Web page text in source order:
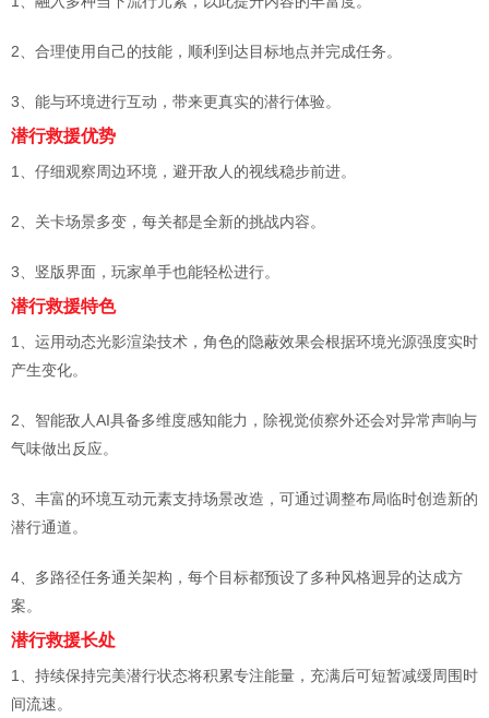
2、合理使用自己的技能，顺利到达目标地点并完成任务。
3、能与环境进行互动，带来更真实的潜行体验。
潜行救援优势
1、仔细观察周边环境，避开敌人的视线稳步前进。
2、关卡场景多变，每关都是全新的挑战内容。
3、竖版界面，玩家单手也能轻松进行。
潜行救援特色
1、运用动态光影渲染技术，角色的隐蔽效果会根据环境光源强度实时
产生变化。
2、智能敌人AI具备多维度感知能力，除视觉侦察外还会对异常声响与
气味做出反应。
3、丰富的环境互动元素支持场景改造，可通过调整布局临时创造新的
潜行通道。
4、多路径任务通关架构，每个目标都预设了多种风格迥异的达成方
案。
潜行救援长处
1、持续保持完美潜行状态将积累专注能量，充满后可短暂减缓周围时
间流速。